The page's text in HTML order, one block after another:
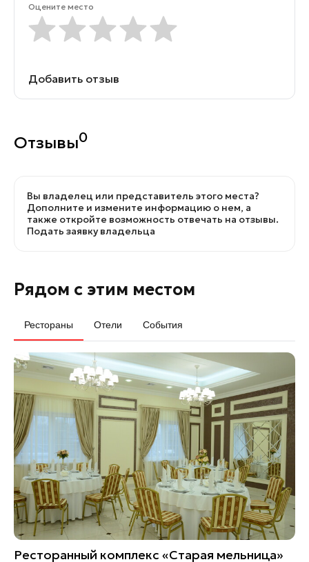
Оцените место
Добавить отзыв
Отзывы0
Вы владелец или представитель этого места?
Дополните и измените информацию о нем, а
также откройте возможность отвечать на отзывы.
Подать заявку владельца
Рядом с этим местом
Рестораны Отели События
Ресторанный комплекс «Старая мельница»